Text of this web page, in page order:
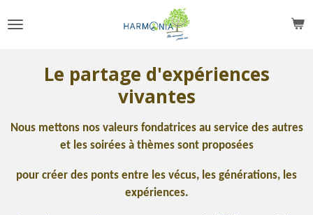
au
principalLe partage d'expériences
vivantes
Nous mettons nos valeurs fondatrices au service des autres
et les soirées à thèmes sont proposées
pour créer des ponts entre les vécus, les générations, les
expériences.